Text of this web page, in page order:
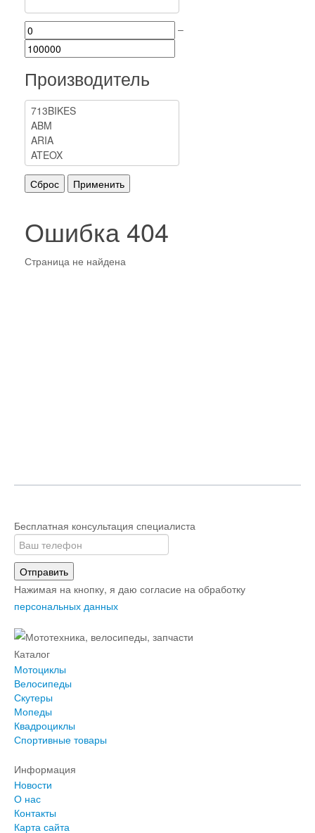
Ошибка 404
Страница не найдена
–
Производитель
Бесплатная консультация специалиста
Отправить
Нажимая на кнопку, я даю согласие на обработку
персональных данных
Каталог
Мотоциклы
Велосипеды
Скутеры
Мопеды
Квадроциклы
Спортивные товары
Информация
Новости
О нас
Контакты
Карта сайта